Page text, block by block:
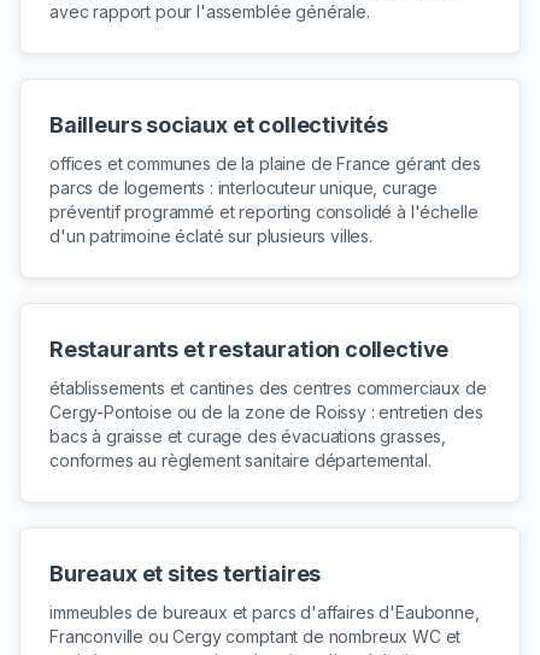
avec rapport pour l'assemblée générale.
Bailleurs sociaux et collectivités
offices et communes de la plaine de France gérant des
parcs de logements : interlocuteur unique, curage
préventif programmé et reporting consolidé à l'échelle
d'un patrimoine éclaté sur plusieurs villes.
Restaurants et restauration collective
établissements et cantines des centres commerciaux de
Cergy-Pontoise ou de la zone de Roissy : entretien des
bacs à graisse et curage des évacuations grasses,
conformes au règlement sanitaire départemental.
Bureaux et sites tertiaires
immeubles de bureaux et parcs d'affaires d'Eaubonne,
Franconville ou Cergy comptant de nombreux WC et